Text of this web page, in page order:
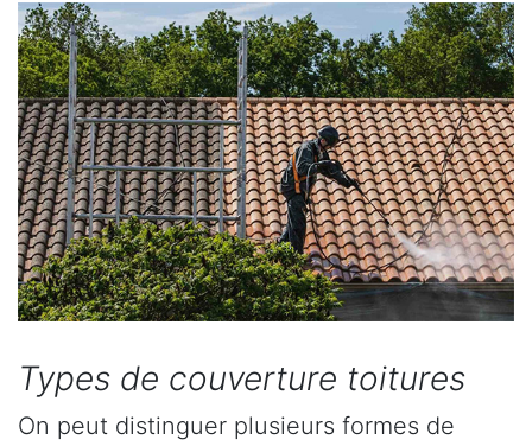
Types de couverture toitures
On peut distinguer plusieurs formes de